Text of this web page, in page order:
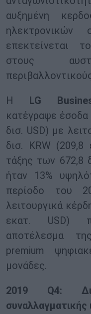
αυξημένη
ηλεκτρονικών
επεκτείνεται
στους
Η
LG
κατέγραψε έσοδα
δισ. USD) με
δισ. KRW
τάξης των 672,8
ήταν 13%
περίοδο του
λειτουργικά
εκατ. USD)
αποτέλεσμα
premium
μονάδες.
2019 Q4:
συναλλαγματικής